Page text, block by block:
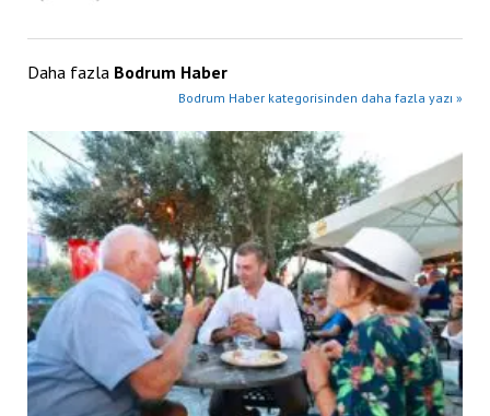
Daha fazla Bodrum Haber
Bodrum Haber kategorisinden daha fazla yazı »